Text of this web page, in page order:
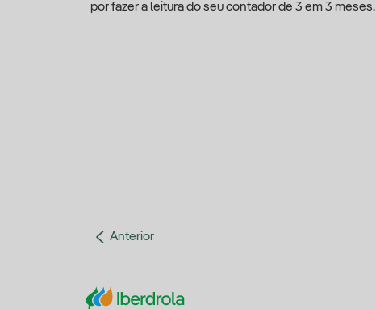
por fazer a leitura do seu contador de 3 em 3 meses.
Anterior